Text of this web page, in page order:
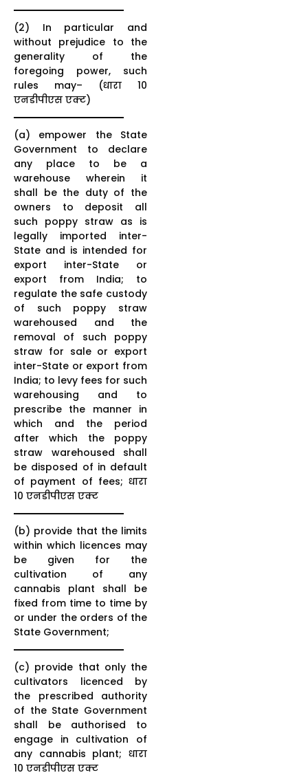
(2) In particular and
without prejudice to the
generality of the
foregoing power, such
rules may– (धारा 10
एनडीपीएस एक्ट)
(a) empower the State
Government to declare
any place to be a
warehouse wherein it
shall be the duty of the
owners to deposit all
such poppy straw as is
legally imported inter-
State and is intended for
export inter-State or
export from India; to
regulate the safe custody
of such poppy straw
warehoused and the
removal of such poppy
straw for sale or export
inter-State or export from
India; to levy fees for such
warehousing and to
prescribe the manner in
which and the period
after which the poppy
straw warehoused shall
be disposed of in default
of payment of fees; धारा
10 एनडीपीएस एक्ट
(b) provide that the limits
within which licences may
be given for the
cultivation of any
cannabis plant shall be
fixed from time to time by
or under the orders of the
State Government;
(c) provide that only the
cultivators licenced by
the prescribed authority
of the State Government
shall be authorised to
engage in cultivation of
any cannabis plant; धारा
10 एनडीपीएस एक्ट